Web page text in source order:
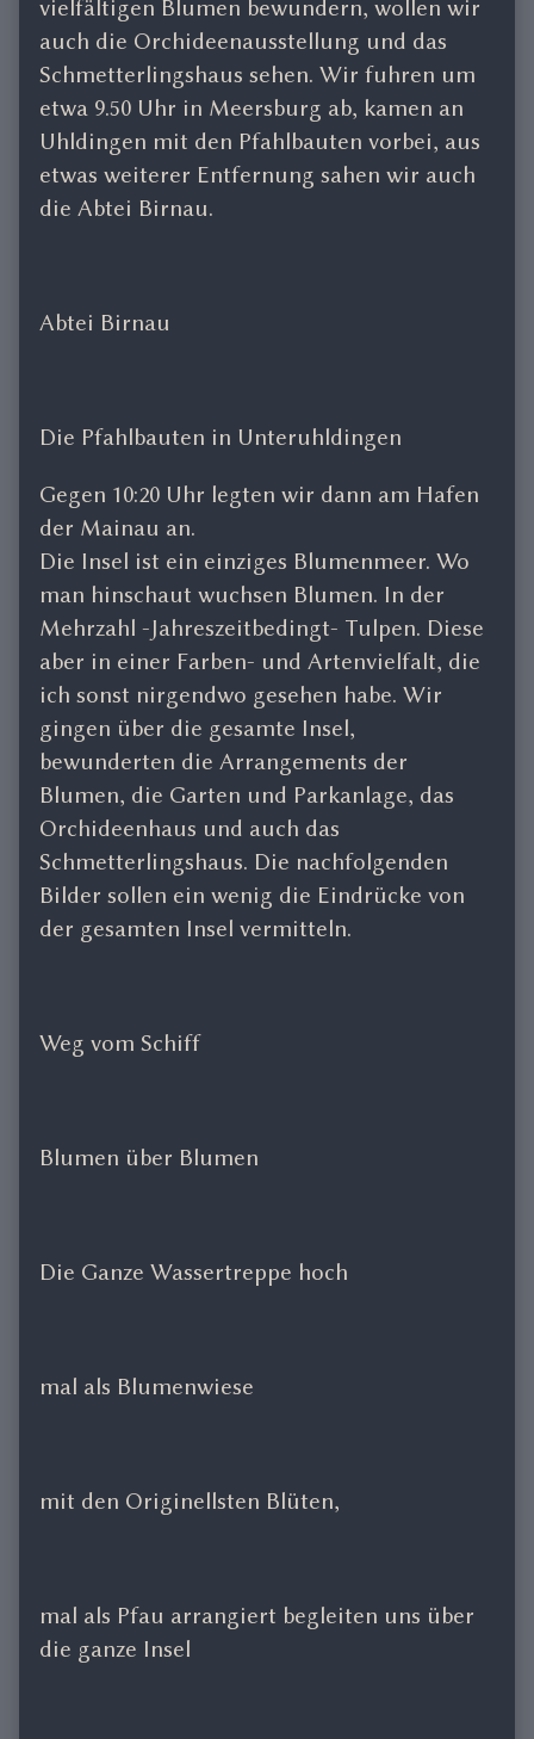
vielfältigen Blumen bewundern, wollen wir
auch die Orchideenausstellung und das
Schmetterlingshaus sehen. Wir fuhren um
etwa 9.50 Uhr in Meersburg ab, kamen an
Uhldingen mit den Pfahlbauten vorbei, aus
etwas weiterer Entfernung sahen wir auch
die Abtei Birnau.
Abtei Birnau
Die Pfahlbauten in Unteruhldingen
Gegen 10:20 Uhr legten wir dann am Hafen
der Mainau an.
Die Insel ist ein einziges Blumenmeer. Wo
man hinschaut wuchsen Blumen. In der
Mehrzahl -Jahreszeitbedingt- Tulpen. Diese
aber in einer Farben- und Artenvielfalt, die
ich sonst nirgendwo gesehen habe. Wir
gingen über die gesamte Insel,
bewunderten die Arrangements der
Blumen, die Garten und Parkanlage, das
Orchideenhaus und auch das
Schmetterlingshaus. Die nachfolgenden
Bilder sollen ein wenig die Eindrücke von
der gesamten Insel vermitteln.
Weg vom Schiff
Blumen über Blumen
Die Ganze Wassertreppe hoch
mal als Blumenwiese
mit den Originellsten Blüten,
mal als Pfau arrangiert begleiten uns über
die ganze Insel